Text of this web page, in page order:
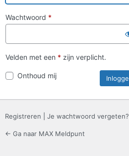
Wachtwoord *
Velden met een * zijn verplicht.
Onthoud mij
Registreren Je wachtwoord vergeten?
← Ga naar MAX Meldpunt